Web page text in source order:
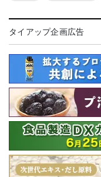
タイアップ企画広告